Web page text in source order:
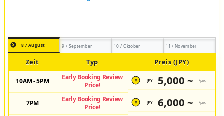
8 / August 9 / September 10 / Oktober 11 / November
Zeit Typ Preis (JPY)
10AM - 5PM
Early Booking Review
Price!
¥ JPY 5,000 ~ /pax
7PM
Early Booking Review
Price!
¥ JPY 6,000 ~ /pax